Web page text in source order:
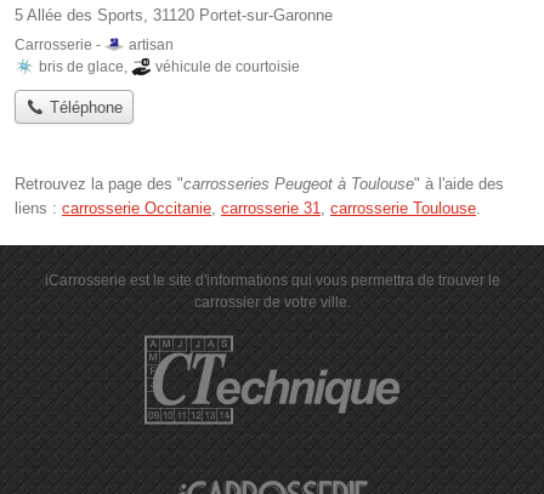
5 Allée des Sports, 31120 Portet-sur-Garonne
Carrosserie -
artisan
bris de glace
véhicule de courtoisie
Téléphone
Retrouvez la page des "carrosseries Peugeot à Toulouse" à l'aide des
liens : carrosserie Occitanie, carrosserie 31, carrosserie Toulouse.
iCarrosserie est le site d'informations qui vous permettra de trouver le
carrossier de votre ville.